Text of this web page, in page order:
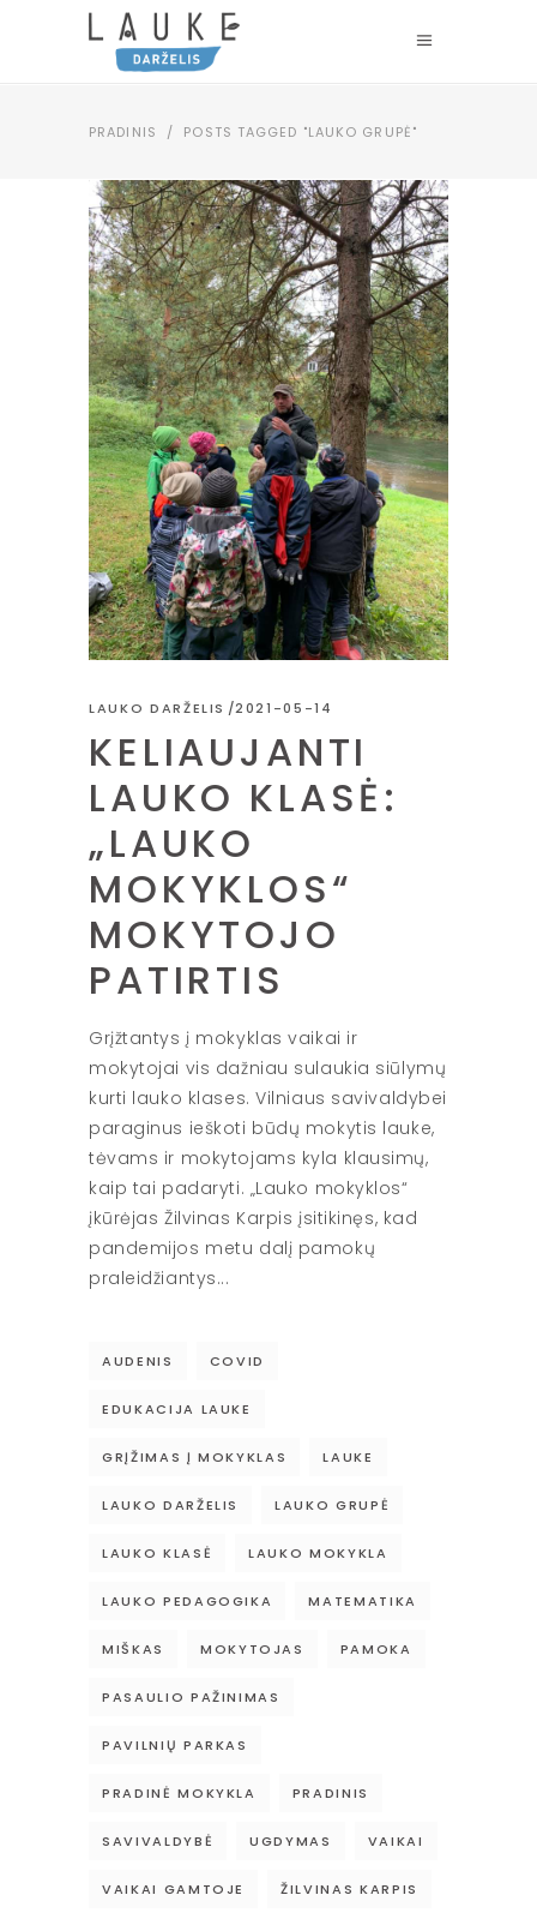
PRADINIS / POSTS TAGGED "LAUKO GRUPĖ"
LAUKO DARŽELIS 2021-05-14
KELIAUJANTI
LAUKO KLASĖ:
„LAUKO
MOKYKLOS“
MOKYTOJO
PATIRTIS
Grįžtantys į mokyklas vaikai ir
mokytojai vis dažniau sulaukia siūlymų
kurti lauko klases. Vilniaus savivaldybei
paraginus ieškoti būdų mokytis lauke,
tėvams ir mokytojams kyla klausimų,
kaip tai padaryti. „Lauko mokyklos“
įkūrėjas Žilvinas Karpis įsitikinęs, kad
pandemijos metu dalį pamokų
praleidžiantys
AUDENIS COVID
EDUKACIJA LAUKE
GRĮŽIMAS Į MOKYKLAS LAUKE
LAUKO DARŽELIS LAUKO GRUPĖ
LAUKO KLASĖ LAUKO MOKYKLA
LAUKO PEDAGOGIKA MATEMATIKA
MIŠKAS MOKYTOJAS PAMOKA
PASAULIO PAŽINIMAS
PAVILNIŲ PARKAS
PRADINĖ MOKYKLA PRADINIS
SAVIVALDYBĖ UGDYMAS VAIKAI
VAIKAI GAMTOJE ŽILVINAS KARPIS